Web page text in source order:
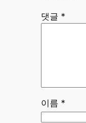
댓글 *
이름 *